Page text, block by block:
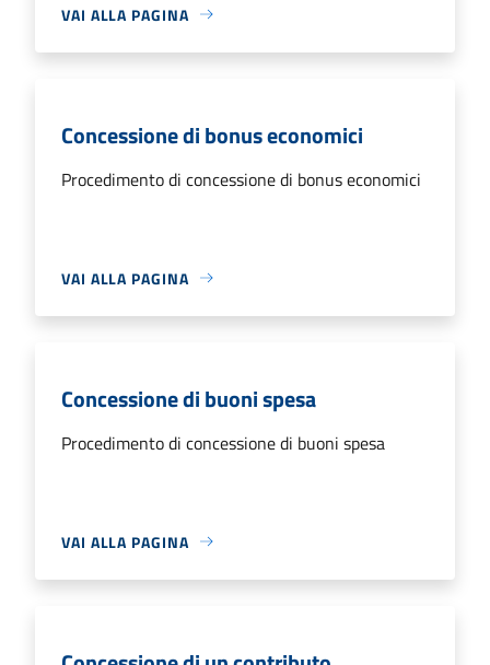
VAI ALLA PAGINA
Concessione di bonus economici
Procedimento di concessione di bonus economici
VAI ALLA PAGINA
Concessione di buoni spesa
Procedimento di concessione di buoni spesa
VAI ALLA PAGINA